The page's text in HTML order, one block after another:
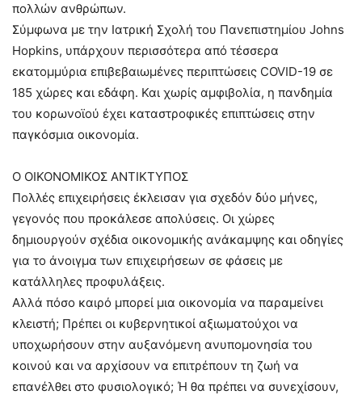
πολλών ανθρώπων.
Σύμφωνα με την Ιατρική Σχολή του Πανεπιστημίου Johns
Hopkins, υπάρχουν περισσότερα από τέσσερα
εκατομμύρια επιβεβαιωμένες περιπτώσεις COVID-19 σε
185 χώρες και εδάφη. Και χωρίς αμφιβολία, η πανδημία
του κορωνοϊού έχει καταστροφικές επιπτώσεις στην
παγκόσμια οικονομία.
Ο ΟΙΚΟΝΟΜΙΚΟΣ ΑΝΤΙΚΤΥΠΟΣ
Πολλές επιχειρήσεις έκλεισαν για σχεδόν δύο μήνες,
γεγονός που προκάλεσε απολύσεις. Οι χώρες
δημιουργούν σχέδια οικονομικής ανάκαμψης και οδηγίες
για το άνοιγμα των επιχειρήσεων σε φάσεις με
κατάλληλες προφυλάξεις.
Αλλά πόσο καιρό μπορεί μια οικονομία να παραμείνει
κλειστή; Πρέπει οι κυβερνητικοί αξιωματούχοι να
υποχωρήσουν στην αυξανόμενη ανυπομονησία του
κοινού και να αρχίσουν να επιτρέπουν τη ζωή να
επανέλθει στο φυσιολογικό; Ή θα πρέπει να συνεχίσουν,